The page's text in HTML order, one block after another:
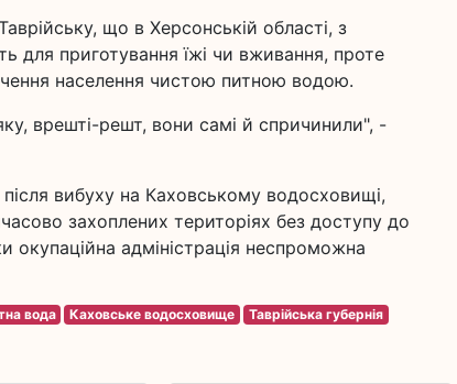
що в Херсонській області, з
для приготування їжі чи вживання, проте
населення чистою питною водою.
врешті-решт, вони самі й спричинили", -
вибуху на Каховському водосховищі,
захоплених територіях без доступу до
окупаційна адміністрація неспроможна
вода Каховське водосховище Таврійська губернія